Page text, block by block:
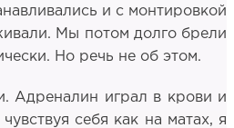
и с монтировкой
Мы потом долго брели
Но речь не об этом.
Адреналин играл в крови и
себя как на матах, я